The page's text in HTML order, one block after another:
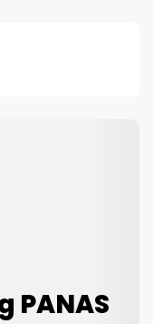
PANAS